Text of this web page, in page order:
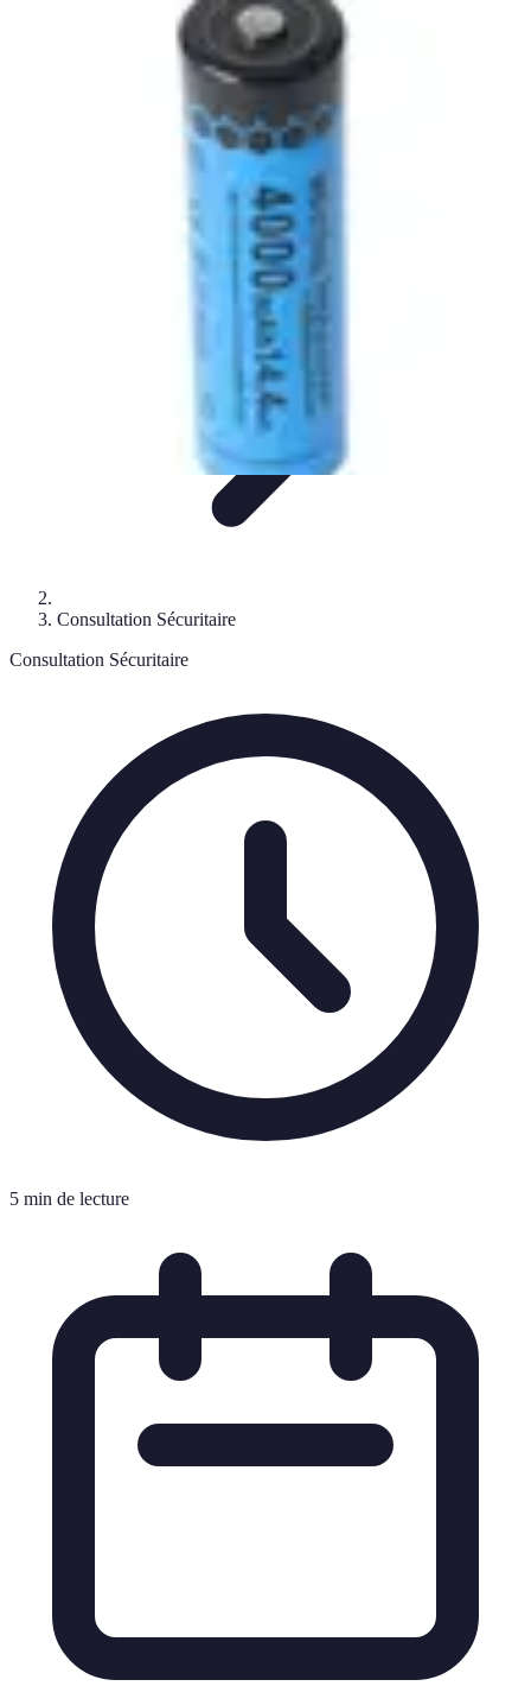
Choix du Service de Sécurité
Types de ServicesServices de Sécurité
Consultation Sécuritaire
Consultation Sécuritaire
5 min de lecture